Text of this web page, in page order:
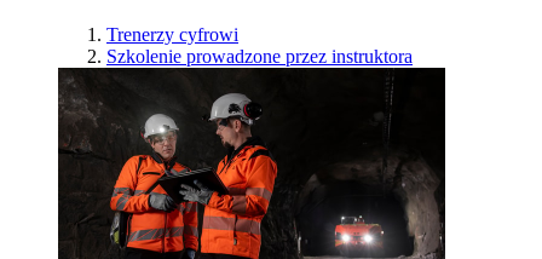
Trenerzy cyfrowi
Szkolenie prowadzone przez instruktora